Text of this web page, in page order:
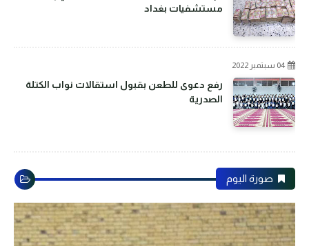
مستشفيات بغداد
04 سبتمبر 2022
رفع دعوى للطعن بقبول استقالات نواب الكتلة
الصدرية
صورة اليوم